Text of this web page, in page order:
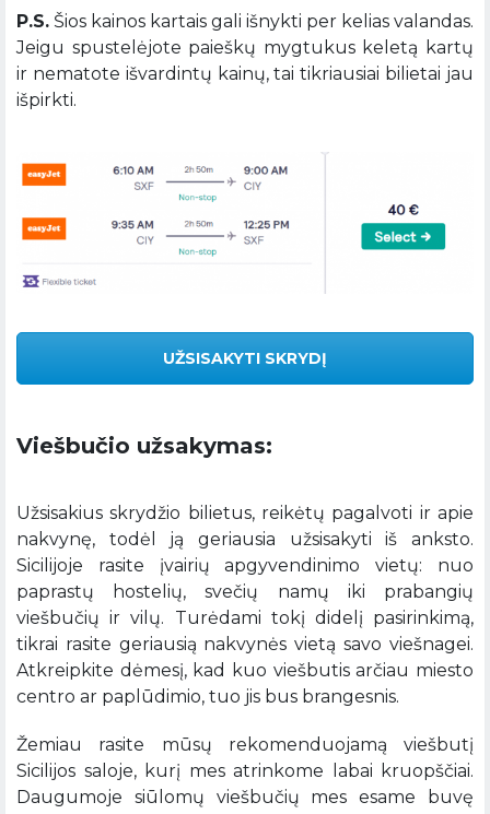
P.S. Šios kainos kartais gali išnykti per kelias valandas.
Jeigu spustelėjote paieškų mygtukus keletą kartų
ir nematote išvardintų kainų, tai tikriausiai bilietai jau
išpirkti.
UŽSISAKYTI SKRYDĮ
Viešbučio užsakymas:
Užsisakius skrydžio bilietus, reikėtų pagalvoti ir apie
nakvynę, todėl ją geriausia užsisakyti iš anksto.
Sicilijoje rasite įvairių apgyvendinimo vietų: nuo
paprastų hostelių, svečių namų iki prabangių
viešbučių ir vilų. Turėdami tokį didelį pasirinkimą,
tikrai rasite geriausią nakvynės vietą savo viešnagei.
Atkreipkite dėmesį, kad kuo viešbutis arčiau miesto
centro ar paplūdimio, tuo jis bus brangesnis.
Žemiau rasite mūsų rekomenduojamą viešbutį
Sicilijos saloje, kurį mes atrinkome labai kruopščiai.
Daugumoje siūlomų viešbučių mes esame buvę